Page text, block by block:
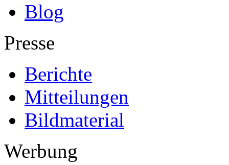
Blog
Presse
Berichte
Mitteilungen
Bildmaterial
Werbung